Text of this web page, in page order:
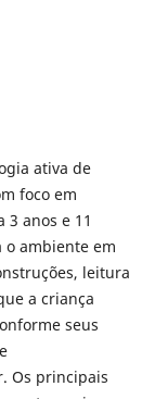
ativa de
foco em
3 anos e 11
o ambiente em
leitura
a criança
seus
Os principais